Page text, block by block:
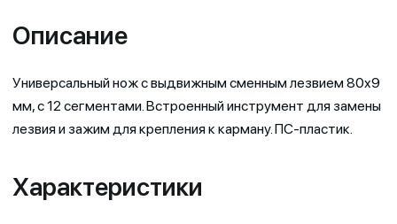
Описание
Универсальный нож с выдвижным сменным лезвием 80x9
мм, с 12 сегментами. Встроенный инструмент для замены
лезвия и зажим для крепления к карману. ПС-пластик.
Характеристики